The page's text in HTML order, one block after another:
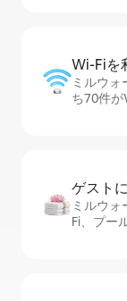
Wi-Fiを
ミルウォ
ち70件が
ゲスト
ミルウ
Fi、プー